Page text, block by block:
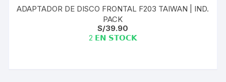
ADAPTADOR DE DISCO FRONTAL F203 TAIWAN | IND.
PACK
S/39.90
2 𝗘𝗡 𝗦𝗧𝗢𝗖𝗞